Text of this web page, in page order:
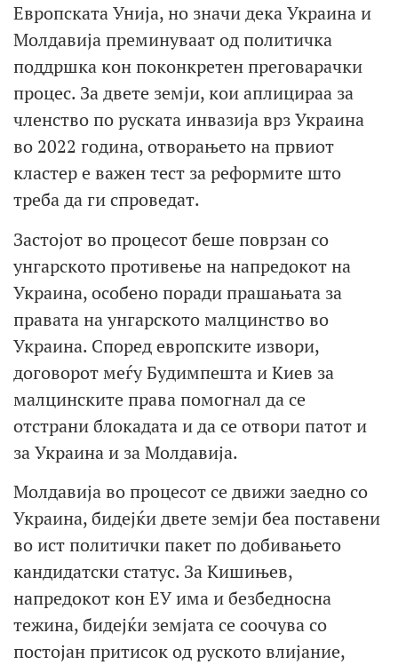
Европската Унија, но значи дека Украина и
Молдавија преминуваат од политичка
поддршка кон поконкретен преговарачки
процес. За двете земји, кои аплицираа за
членство по руската инвазија врз Украина
во 2022 година, отворањето на првиот
кластер е важен тест за реформите што
треба да ги спроведат.
Застојот во процесот беше поврзан со
унгарското противење на напредокот на
Украина, особено поради прашањата за
правата на унгарското малцинство во
Украина. Според европските извори,
договорот меѓу Будимпешта и Киев за
малцинските права помогнал да се
отстрани блокадата и да се отвори патот и
за Украина и за Молдавија.
Молдавија во процесот се движи заедно со
Украина, бидејќи двете земји беа поставени
во ист политички пакет по добивањето
кандидатски статус. За Кишињев,
напредокот кон ЕУ има и безбедносна
тежина, бидејќи земјата се соочува со
постојан притисок од руското влијание,